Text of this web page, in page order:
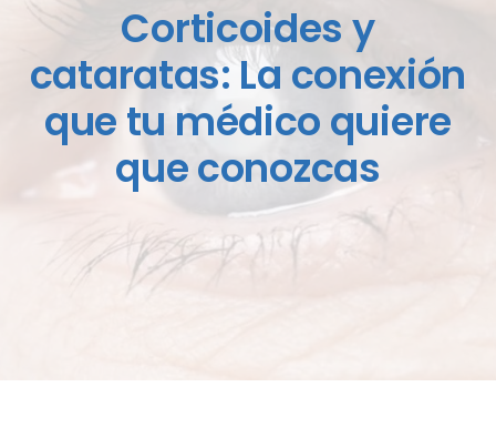
Corticoides y
cataratas: La conexión
que tu médico quiere
que conozcas